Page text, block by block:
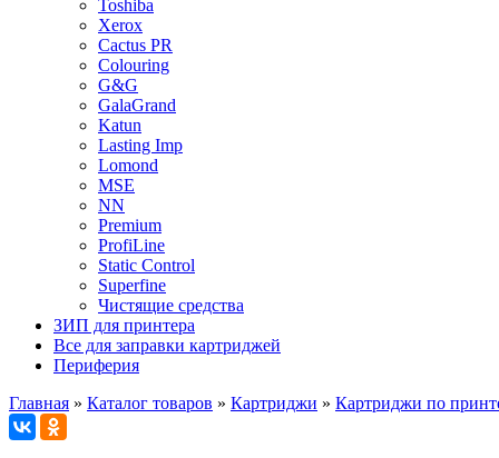
Toshiba
Xerox
Cactus PR
Colouring
G&G
GalaGrand
Katun
Lasting Imp
Lomond
MSE
NN
Premium
ProfiLine
Static Control
Superfine
Чистящие средства
ЗИП для принтера
Все для заправки картриджей
Периферия
Главная » Каталог товаров » Картриджи » Картриджи по